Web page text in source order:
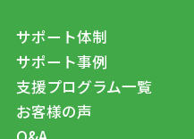
サポート体制
サポート事例
支援プログラム一覧
お客様の声